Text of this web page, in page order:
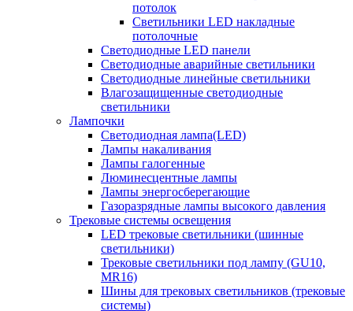
потолок
Светильники LED накладные
потолочные
Светодиодные LED панели
Светодиодные аварийные светильники
Светодиодные линейные светильники
Влагозащищенные светодиодные
светильники
Лампочки
Светодиодная лампа(LED)
Лампы накаливания
Лампы галогенные
Люминесцентные лампы
Лампы энергосберегающие
Газоразрядные лампы высокого давления
Трековые системы освещения
LED трековые светильники (шинные
светильники)
Трековые светильники под лампу (GU10,
MR16)
Шины для трековых светильников (трековые
системы)